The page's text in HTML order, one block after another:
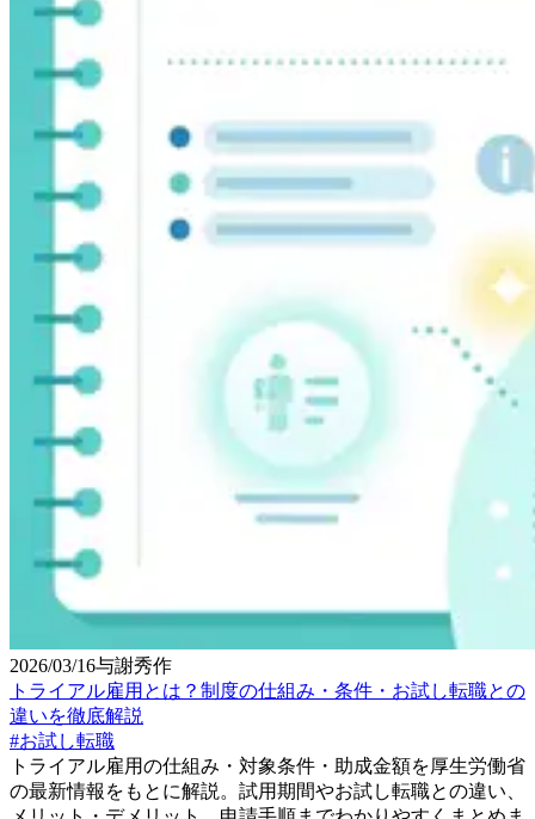
2026/03/16与謝秀作
トライアル雇用とは？制度の仕組み・条件・お試し転職との
違いを徹底解説
#お試し転職
トライアル雇用の仕組み・対象条件・助成金額を厚生労働省
の最新情報をもとに解説。試用期間やお試し転職との違い、